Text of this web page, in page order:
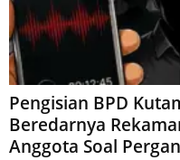
Pengisian BPD
Beredarnya
Anggota Soal